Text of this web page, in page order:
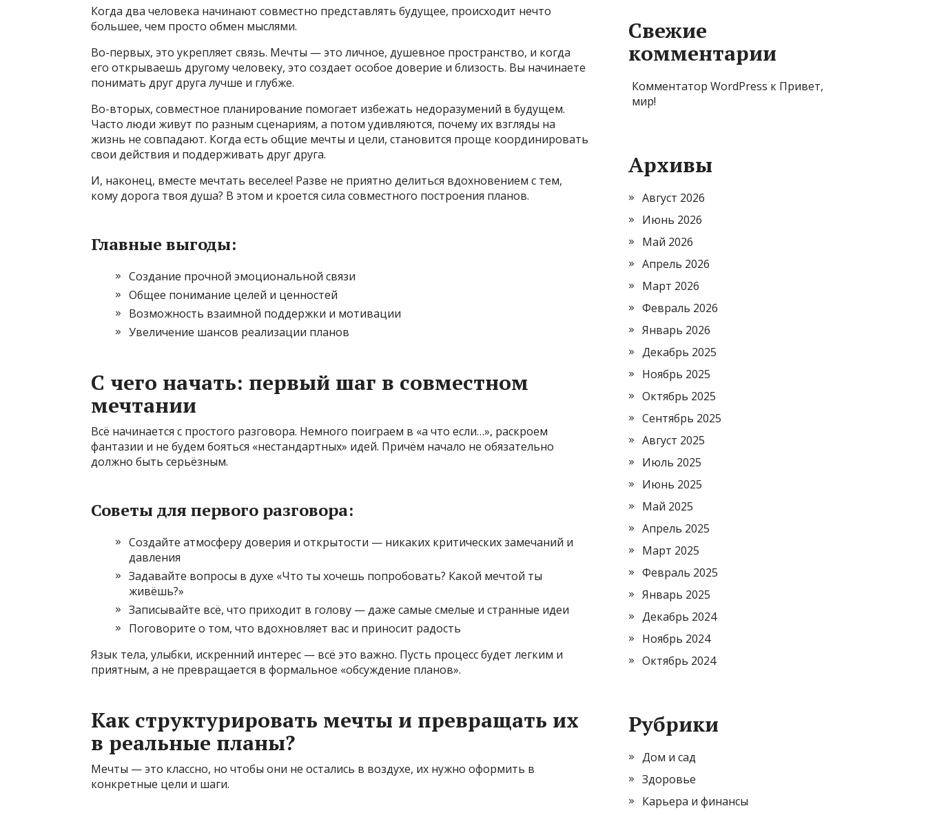
Когда два человека начинают совместно представлять будущее, происходит нечто
большее, чем просто обмен мыслями.
Во-первых, это укрепляет связь. Мечты — это личное, душевное пространство, и когда
его открываешь другому человеку, это создает особое доверие и близость. Вы начинаете
понимать друг друга лучше и глубже.
Во-вторых, совместное планирование помогает избежать недоразумений в будущем.
Часто люди живут по разным сценариям, а потом удивляются, почему их взгляды на
жизнь не совпадают. Когда есть общие мечты и цели, становится проще координировать
свои действия и поддерживать друг друга.
И, наконец, вместе мечтать веселее! Разве не приятно делиться вдохновением с тем,
кому дорога твоя душа? В этом и кроется сила совместного построения планов.
Главные выгоды:
Создание прочной эмоциональной связи
Общее понимание целей и ценностей
Возможность взаимной поддержки и мотивации
Увеличение шансов реализации планов
С чего начать: первый шаг в совместном
мечтании
Всё начинается с простого разговора. Немного поиграем в «а что если…», раскроем
фантазии и не будем бояться «нестандартных» идей. Причём начало не обязательно
должно быть серьёзным.
Советы для первого разговора:
Создайте атмосферу доверия и открытости — никаких критических замечаний и
давления
Задавайте вопросы в духе «Что ты хочешь попробовать? Какой мечтой ты
живёшь?»
Записывайте всё, что приходит в голову — даже самые смелые и странные идеи
Поговорите о том, что вдохновляет вас и приносит радость
Язык тела, улыбки, искренний интерес — всё это важно. Пусть процесс будет легким и
приятным, а не превращается в формальное «обсуждение планов».
Как структурировать мечты и превращать их
в реальные планы?
Мечты — это классно, но чтобы они не остались в воздухе, их нужно оформить в
конкретные цели и шаги.
Свежие
комментарии
Комментатор WordPress к Привет,
мир!
Архивы
Август 2026
Июнь 2026
Май 2026
Апрель 2026
Март 2026
Февраль 2026
Январь 2026
Декабрь 2025
Ноябрь 2025
Октябрь 2025
Сентябрь 2025
Август 2025
Июль 2025
Июнь 2025
Май 2025
Апрель 2025
Март 2025
Февраль 2025
Январь 2025
Декабрь 2024
Ноябрь 2024
Октябрь 2024
Рубрики
Дом и сад
Здоровье
Карьера и финансы